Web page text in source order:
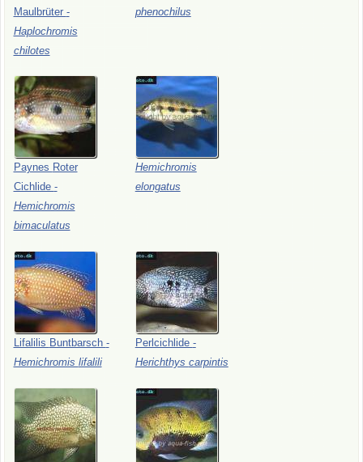
Maulbrüter -
Haplochromis
chilotes
phenochilus
Paynes Roter
Cichlide -
Hemichromis
bimaculatus
Hemichromis
elongatus
Lifalilis Buntbarsch -
Hemichromis lifalili
Perlcichlide -
Herichthys carpintis